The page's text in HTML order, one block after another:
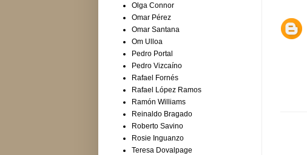
Olga Connor
Omar Pérez
Omar Santana
Om Ulloa
Pedro Portal
Pedro Vizcaíno
Rafael Fornés
Rafael López Ramos
Ramón Williams
Reinaldo Bragado
Roberto Savino
Rosie Inguanzo
Teresa Dovalpage